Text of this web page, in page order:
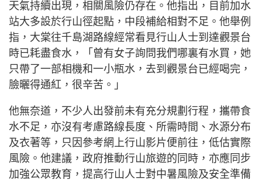
天氣持續出現，相關風險仍存在。他指出，目前加水
站大多設於行山徑起點，中段補給相對不足。他舉例
指，大棠往千島湖路線經常看見行山人士到達觀景台
時已耗盡食水，「曾有女子詢問我們哪裏有水買，她
只帶了一部相機和一小瓶水，去到觀景台已經喝完，
臉曬得通紅，很辛苦。」
他無奈道，不少人出發前未有充分規劃行程，攜帶食
水不足，亦沒有考慮路線長度、所需時間、水源分布
及衣著等，只因參考網上行山影片便前往，低估實際
風險。他建議，政府推動行山旅遊的同時，亦應同步
加強公眾教育，提高行山人士對中暑風險及安全準備